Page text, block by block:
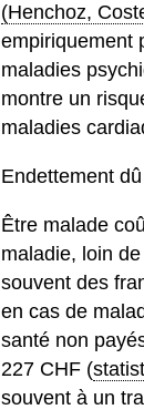
(Henchoz,
empiriquement
maladies
montre un
maladies
Endettement
Être malade
maladie, loin
souvent des
en cas de
santé non
227 CHF (
souvent à un